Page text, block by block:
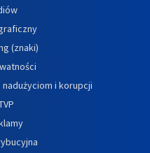
(znaki)
i korupcji